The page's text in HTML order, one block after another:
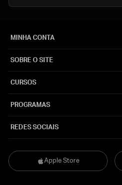
Apple Store
MINHA CONTA
SOBRE O SITE
CURSOS
PROGRAMAS
REDES SOCIAIS